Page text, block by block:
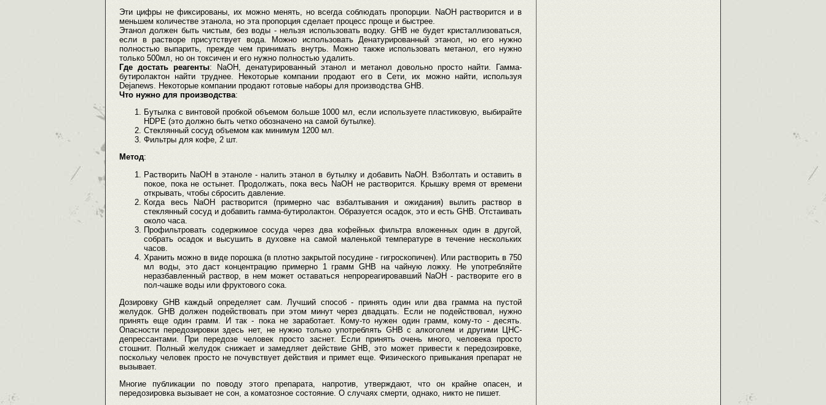
Эти цифры не фиксированы, их можно менять, но всегда соблюдать пропорции. NaOH растворится и в
меньшем количестве этанола, но эта пропорция сделает процесс проще и быстрее.
Этанол должен быть чистым, без воды - нельзя использовать водку. GHB не будет кристаллизоваться,
если в растворе присутствует вода. Можно использовать Денатурированный этанол, но его нужно
полностью выпарить, прежде чем принимать внутрь. Можно также использовать метанол, его нужно
только 500мл, но он токсичен и его нужно полностью удалить.
Где достать реагенты: NaOH, денатурированный этанол и метанол довольно просто найти. Гамма-
бутиролактон найти труднее. Некоторые компании продают его в Сети, их можно найти, используя
Dejanews. Некоторые компании продают готовые наборы для производства GHB.
Что нужно для производства:
Бутылка с винтовой пробкой объемом больше 1000 мл, если используете пластиковую, выбирайте
HDPE (это должно быть четко обозначено на самой бутылке).
Стеклянный сосуд объемом как минимум 1200 мл.
Фильтры для кофе, 2 шт.
Метод:
Растворить NaOH в этаноле - налить этанол в бутылку и добавить NaOH. Взболтать и оставить в
покое, пока не остынет. Продолжать, пока весь NaOH не растворится. Крышку время от времени
открывать, чтобы сбросить давление.
Когда весь NaOH растворится (примерно час взбалтывания и ожидания) вылить раствор в
стеклянный сосуд и добавить гамма-бутиролактон. Образуется осадок, это и есть GHB. Отстаивать
около часа.
Профильтровать содержимое сосуда через два кофейных фильтра вложенных один в другой,
собрать осадок и высушить в духовке на самой маленькой температуре в течение нескольких
часов.
Хранить можно в виде порошка (в плотно закрытой посудине - гигроскопичен). Или растворить в 750
мл воды, это даст концентрацию примерно 1 грамм GHB на чайную ложку. Не употребляйте
неразбавленный раствор, в нем может оставаться непрореагировавший NaOH - растворите его в
пол-чашке воды или фруктового сока.
Дозировку GHB каждый определяет сам. Лучший способ - принять один или два грамма на пустой
желудок. GHB должен подействовать при этом минут через двадцать. Если не подействовал, нужно
принять еще один грамм. И так - пока не заработает. Кому-то нужен один грамм, кому-то - десять.
Опасности передозировки здесь нет, не нужно только употреблять GHB с алкоголем и другими ЦНС-
депрессантами. При передозе человек просто заснет. Если принять очень много, человека просто
стошнит. Полный желудок снижает и замедляет действие GHB, это может привести к передозировке,
поскольку человек просто не почувствует действия и примет еще. Физического привыкания препарат не
вызывает.
Многие публикации по поводу этого препарата, напротив, утверждают, что он крайне опасен, и
передозировка вызывает не сон, а коматозное состояние. О случаях смерти, однако, никто не пишет.